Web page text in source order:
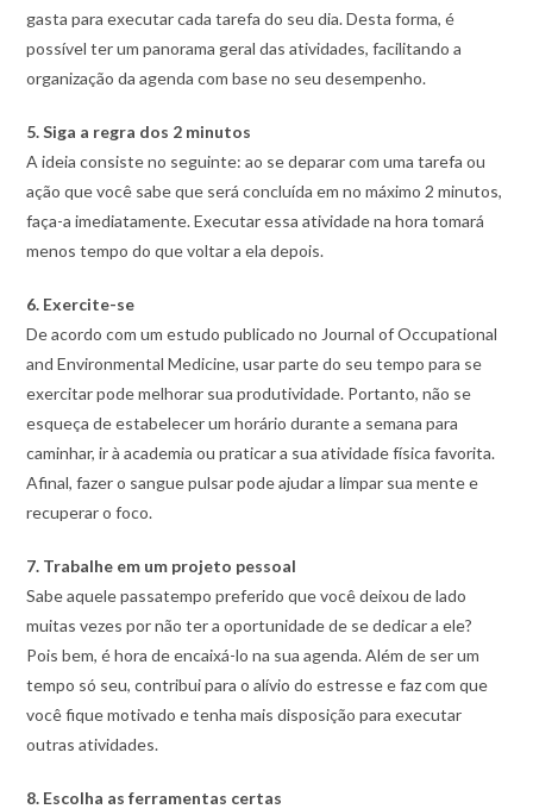
gasta para executar cada tarefa do seu dia. Desta forma, é
possível ter um panorama geral das atividades, facilitando a
organização da agenda com base no seu desempenho.
5. Siga a regra dos 2 minutos
A ideia consiste no seguinte: ao se deparar com uma tarefa ou
ação que você sabe que será concluída em no máximo 2 minutos,
faça-a imediatamente. Executar essa atividade na hora tomará
menos tempo do que voltar a ela depois.
6. Exercite-se
De acordo com um estudo publicado no Journal of Occupational
and Environmental Medicine, usar parte do seu tempo para se
exercitar pode melhorar sua produtividade. Portanto, não se
esqueça de estabelecer um horário durante a semana para
caminhar, ir à academia ou praticar a sua atividade física favorita.
Afinal, fazer o sangue pulsar pode ajudar a limpar sua mente e
recuperar o foco.
7. Trabalhe em um projeto pessoal
Sabe aquele passatempo preferido que você deixou de lado
muitas vezes por não ter a oportunidade de se dedicar a ele?
Pois bem, é hora de encaixá-lo na sua agenda. Além de ser um
tempo só seu, contribui para o alívio do estresse e faz com que
você fique motivado e tenha mais disposição para executar
outras atividades.
8. Escolha as ferramentas certas